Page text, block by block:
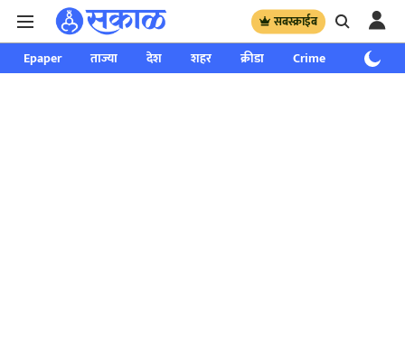
सबस्क्राईब
Epaper ताज्या देश शहर क्रीडा Crime साप्ताहिक